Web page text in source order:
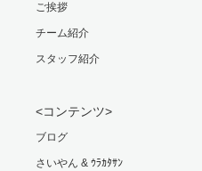
ご挨拶
チーム紹介
スタッフ紹介
<コンテンツ>
ブログ
さいやん & ｳﾗｶﾀｻﾝ